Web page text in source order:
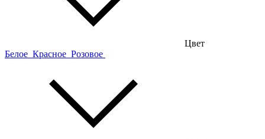
Цвет
Белое Красное Розовое